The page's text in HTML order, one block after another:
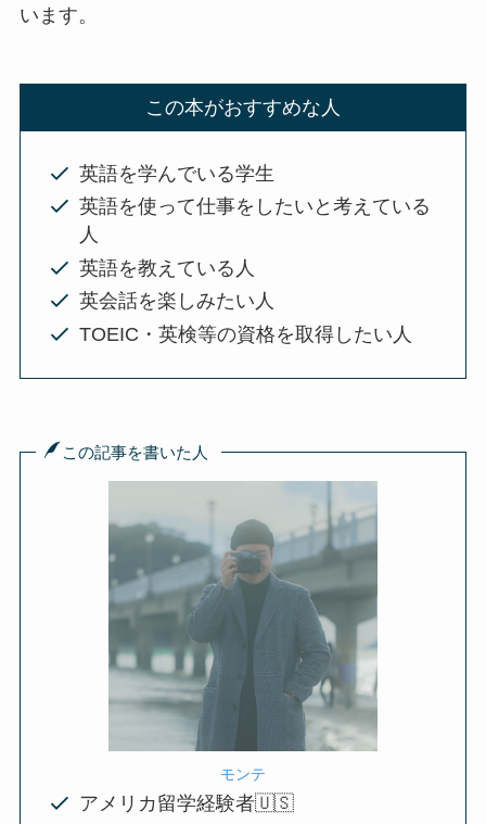
います。
この本がおすすめな人
英語を学んでいる学生
英語を使って仕事をしたいと考えている
人
英語を教えている人
英会話を楽しみたい人
TOEIC・英検等の資格を取得したい人
この記事を書いた人
モンテ
アメリカ留学経験者🇺🇸